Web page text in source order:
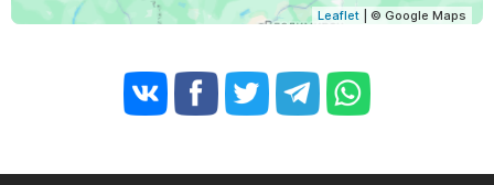
Leaflet | © Google Maps